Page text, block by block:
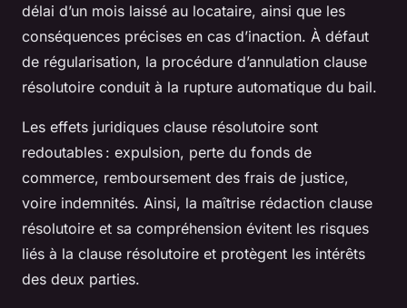
délai d’un mois laissé au locataire, ainsi que les
conséquences précises en cas d’inaction. À défaut
de régularisation, la procédure d’annulation clause
résolutoire conduit à la rupture automatique du bail.
Les effets juridiques clause résolutoire sont
redoutables : expulsion, perte du fonds de
commerce, remboursement des frais de justice,
voire indemnités. Ainsi, la maîtrise rédaction clause
résolutoire et sa compréhension évitent les risques
liés à la clause résolutoire et protègent les intérêts
des deux parties.